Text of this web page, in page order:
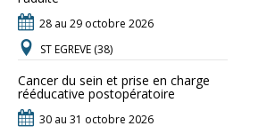
28 au 29 octobre 2026
ST EGREVE (38)
Cancer du sein et prise en charge
rééducative postopératoire
30 au 31 octobre 2026